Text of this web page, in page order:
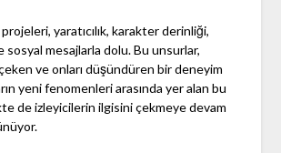
projeleri, yaratıcılık, karakter derinliği,
mesajlarla dolu. Bu unsurlar,
ve onları düşündüren bir deneyim
yeni fenomenleri arasında yer alan bu
de izleyicilerin ilgisini çekmeye devam